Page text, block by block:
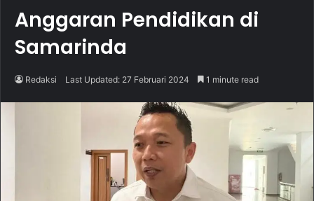
Anggaran Pendidikan di
Samarinda
Redaksi Last Updated: 27 Februari 2024 1 minute read